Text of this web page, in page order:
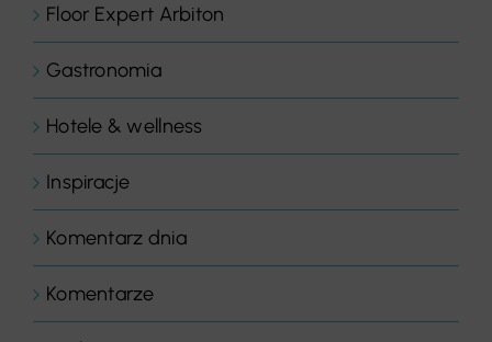
Floor Expert Arbiton
Gastronomia
Hotele & wellness
Inspiracje
Komentarz dnia
Komentarze